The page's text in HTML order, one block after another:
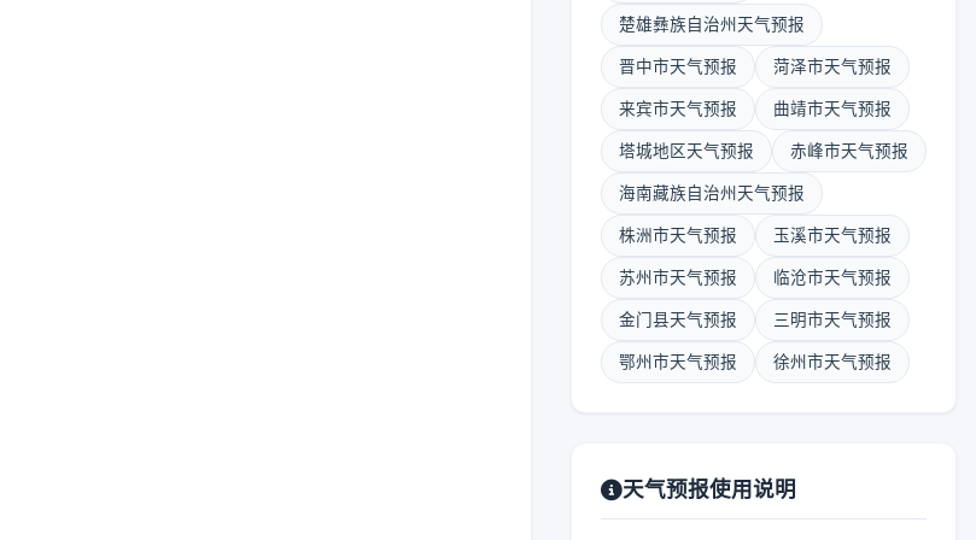
楚雄彝族自治州天气预报
晋中市天气预报 菏泽市天气预报
来宾市天气预报 曲靖市天气预报
塔城地区天气预报 赤峰市天气预报
海南藏族自治州天气预报
株洲市天气预报 玉溪市天气预报
苏州市天气预报 临沧市天气预报
金门县天气预报 三明市天气预报
鄂州市天气预报 徐州市天气预报
天气预报使用说明